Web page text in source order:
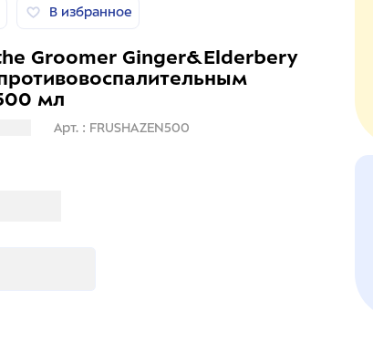
В избранное
Groomer Ginger&Elderbery
мл
Арт. : FRUSHAZEN500